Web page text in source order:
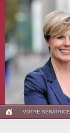
VOTRE SÉNATRICE